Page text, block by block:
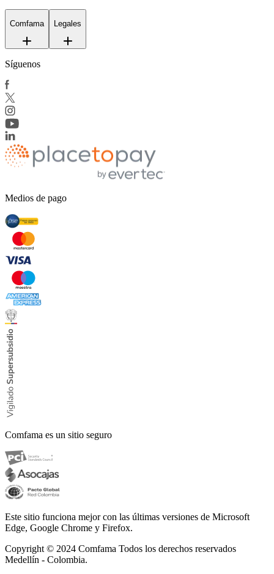
Comfama Legales
Síguenos
Medios de pago
Comfama es un sitio seguro
Este sitio funciona mejor con las últimas versiones de Microsoft
Edge, Google Chrome y Firefox.
Copyright © 2024 Comfama Todos los derechos reservados
Medellín - Colombia.